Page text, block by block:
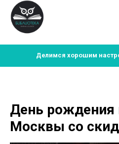
Делимся хорошим
День рождения
Москвы со